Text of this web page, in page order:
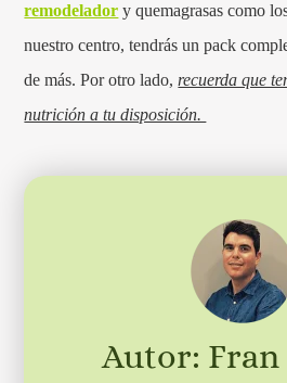
remodelador y quemagrasas como
nuestro centro, tendrás un pack
de más. Por otro lado, recuerda que
nutrición a tu disposición.
Autor: Fran